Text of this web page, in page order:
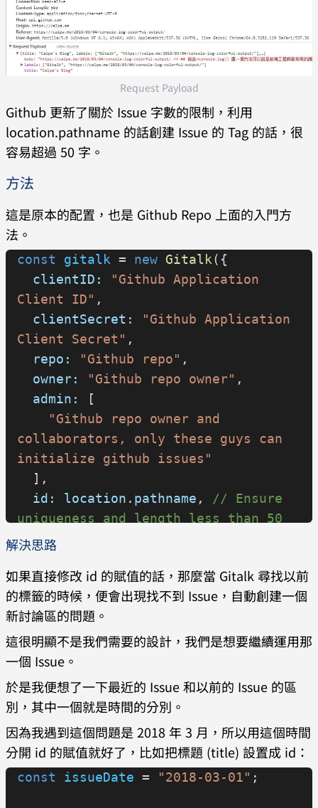
Request Payload
Github 更新了關於 Issue 字數的限制，利用
location.pathname 的話創建 Issue 的 Tag 的話，很
容易超過 50 字。
方法
這是原本的配置，也是 Github Repo 上面的入門方
法。
const gitalk = new Gitalk({
  clientID:
"Github Application
Client ID" ,
  clientSecret:
"Github Application
Client Secret" ,
  repo:
"Github repo" ,
  owner:
"Github repo owner" ,
  admin:
[
collaborators, only these guys can
initialize github issues"
  ],
  id:
location . pathname , // Ensure
uniqueness and length less than 50
  distractionFreeMode:
});
解決思路
如果直接修改 id 的賦值的話，那麼當 Gitalk 尋找以前
的標籤的時候，便會出現找不到 Issue，自動創建一個
新討論區的問題。
這很明顯不是我們需要的設計，我們是想要繼續運用那
一個 Issue。
於是我便想了一下最近的 Issue 和以前的 Issue 的區
別，其中一個就是時間的分別。
因為我遇到這個問題是 2018 年 3 月，所以用這個時間
分開 id 的賦值就好了，比如把標題 (title) 設置成 id：
const issueDate = "2018-03-01" ;